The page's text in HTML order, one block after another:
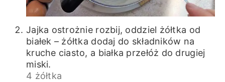
Jajka ostrożnie rozbij, oddziel żółtka od
białek – żółtka dodaj do składników na
kruche ciasto, a białka przełóż do drugiej
miski.
4 żółtka